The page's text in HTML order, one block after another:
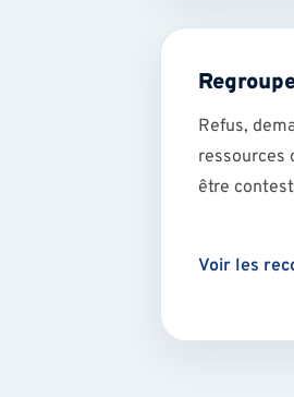
Refus,
ressources
être
Voir les